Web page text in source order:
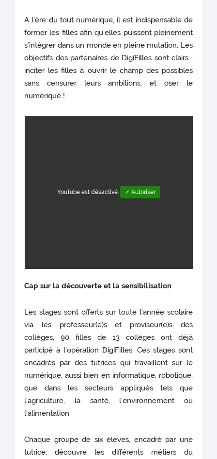
A l’ère du tout numérique, il est indispensable de
former les filles afin qu’elles puissent pleinement
s’intégrer dans un monde en pleine mutation. Les
objectifs des partenaires de DigiFilles sont clairs :
inciter les filles à ouvrir le champ des possibles
sans censurer leurs ambitions, et oser le
numérique !
YouTube est désactivé. ✓ Autoriser
Cap sur la découverte et la sensibilisation
Les stages sont offerts sur toute l’année scolaire
via les professeur(e)s et proviseur(e)s des
collèges, 90 filles de 13 collèges ont déjà
participé à l’opération DigiFilles. Ces stages sont
encadrés par des tutrices qui travaillent sur le
numérique, aussi bien en informatique, robotique,
que dans les secteurs appliqués tels que
l’agriculture, la santé, l’environnement ou
l'alimentation.
Chaque groupe de six élèves, encadré par une
tutrice, découvre les différents métiers du